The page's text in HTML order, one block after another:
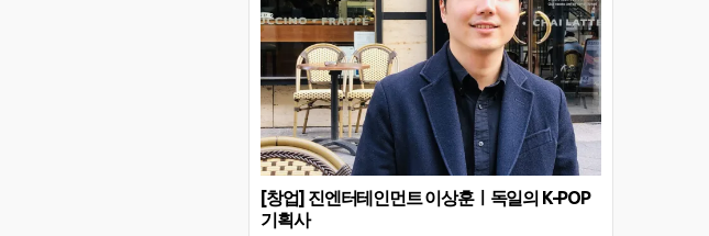
[창업] 진엔터테인먼트 이상훈ㅣ독일의 K-POP
기획사